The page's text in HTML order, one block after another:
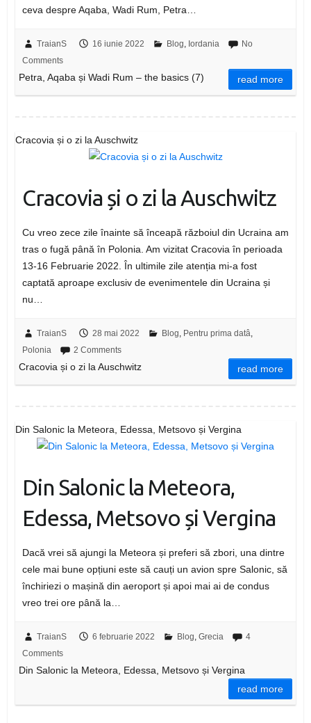
ceva despre Aqaba, Wadi Rum, Petra…
TraianS 16 iunie 2022 Blog, Iordania
No
Comments
Petra, Aqaba și Wadi Rum – the basics (7) read more
Cracovia și o zi la Auschwitz
Cracovia și o zi la Auschwitz
Cu vreo zece zile înainte să înceapă războiul din Ucraina am
tras o fugă până în Polonia. Am vizitat Cracovia în perioada
13-16 Februarie 2022. În ultimile zile atenția mi-a fost
captată aproape exclusiv de evenimentele din Ucraina și
nu…
TraianS 28 mai 2022 Blog, Pentru prima datâ,
Polonia
2 Comments
Cracovia și o zi la Auschwitz read more
Din Salonic la Meteora, Edessa, Metsovo și Vergina
Din Salonic la Meteora,
Edessa, Metsovo și Vergina
Dacă vrei să ajungi la Meteora și preferi să zbori, una dintre
cele mai bune opțiuni este să cauți un avion spre Salonic, să
închiriezi o mașină din aeroport și apoi mai ai de condus
vreo trei ore până la…
TraianS 6 februarie 2022 Blog, Grecia
4
Comments
Din Salonic la Meteora, Edessa, Metsovo și Vergina
read more